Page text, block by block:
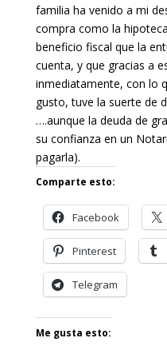
familia ha venido a mi
compra como la
beneficio fiscal que la
cuenta, y que gracias a
inmediatamente, con lo
gusto, tuve la suerte de
….aunque la deuda de
su confianza en un
pagarla).
Comparte esto:
Facebook
Pinterest
Telegram
Me gusta esto: